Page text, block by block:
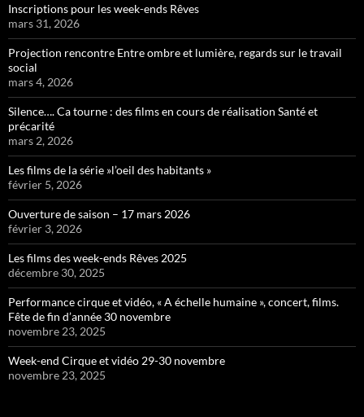
Inscriptions pour les week-ends Rêves
mars 31, 2026
Projection rencontre Entre ombre et lumière, regards sur le travail
social
mars 4, 2026
Silence…. Ca tourne : des films en cours de réalisation Santé et
précarité
mars 2, 2026
Les films de la série »l’oeil des habitants »
février 5, 2026
Ouverture de saison – 17 mars 2026
février 3, 2026
Les films des week-ends Rêves 2025
décembre 30, 2025
Performance cirque et vidéo, « A échelle humaine », concert, films.
Fête de fin d’année 30 novembre
novembre 23, 2025
Week-end Cirque et vidéo 29-30 novembre
novembre 23, 2025